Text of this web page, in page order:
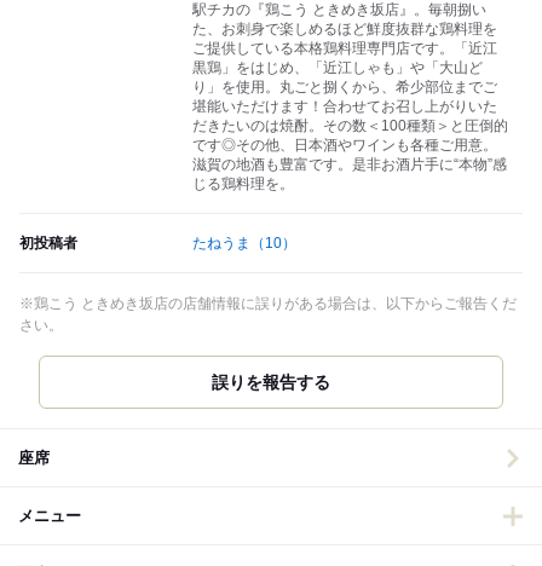
駅チカの『鶏こう ときめき坂店』。毎朝捌い
た、お刺身で楽しめるほど鮮度抜群な鶏料理を
ご提供している本格鶏料理専門店です。「近江
黒鶏」をはじめ、「近江しゃも」や「大山ど
り」を使用。丸ごと捌くから、希少部位までご
堪能いただけます！合わせてお召し上がりいた
だきたいのは焼酎。その数＜100種類＞と圧倒的
です◎その他、日本酒やワインも各種ご用意。
滋賀の地酒も豊富です。是非お酒片手に“本物”感
じる鶏料理を。
初投稿者 たねうま （10）
※鶏こう ときめき坂店の店舗情報に誤りがある場合は、以下からご報告くだ
さい。
誤りを報告する
座席
メニュー